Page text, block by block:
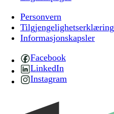
Personvern
Tilgjengelighetserklæring
Informasjonskapsler
Facebook
LinkedIn
Instagram